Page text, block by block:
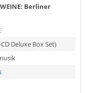
Berliner
Deluxe Box Set)